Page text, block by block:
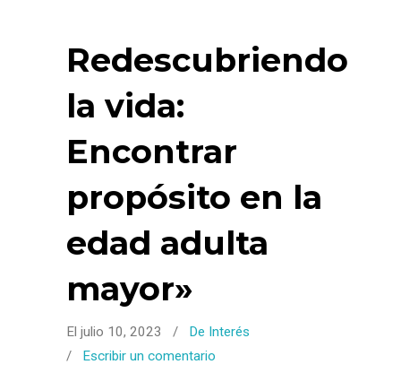
Redescubriendo
la vida:
Encontrar
propósito en la
edad adulta
mayor»
El julio 10, 2023 /
De Interés
/ Escribir un comentario